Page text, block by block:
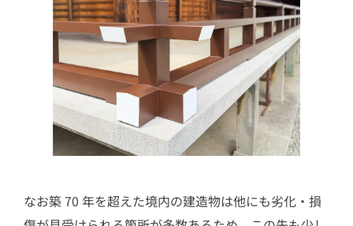
なお築 70 年を超えた境内の建造物は他にも劣化・損